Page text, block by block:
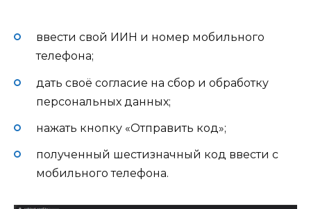
ввести свой ИИН и номер мобильного
телефона;
дать своё согласие на сбор и обработку
персональных данных;
нажать кнопку «Отправить код»;
полученный шестизначный код ввести с
мобильного телефона.